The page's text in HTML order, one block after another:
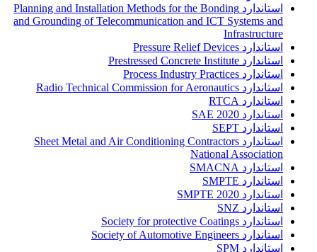
استاندارد Planning and Installation Methods for the Bonding
and Grounding of Telecommunication and ICT Systems and
Infrastructure
استاندارد Pressure Relief Devices
استاندارد Prestressed Concrete Institute
استاندارد Process Industry Practices
استاندارد Radio Technical Commission for Aeronautics
استاندارد RTCA
استاندارد SAE 2020
استاندارد SEPT
استاندارد Sheet Metal and Air Conditioning Contractors
National Association
استاندارد SMACNA
استاندارد SMPTE
استاندارد SMPTE 2020
استاندارد SNZ
استاندارد Society for protective Coatings
استاندارد Society of Automotive Engineers
استاندارد SPM